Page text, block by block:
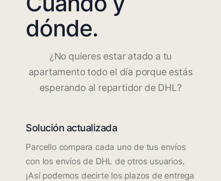
dónde.
¿No quieres estar atado a tu
apartamento todo el día porque estás
esperando al repartidor de DHL?
Solución actualizada
Parcello compara cada uno de tus envíos
con los envíos de DHL de otros usuarios.
¡Así podemos decirte los plazos de entrega